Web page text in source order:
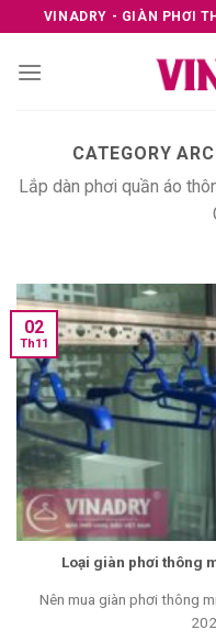
to
content
VINADRY - GIÀN PHƠI
CATEGORY
Lắp dàn phơi quần áo
Loại giàn phơi thông
Nên mua giàn phơi thông
02
Th11